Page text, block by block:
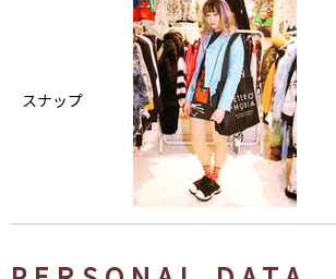
スナップ